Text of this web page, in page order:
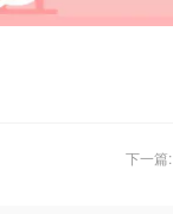
下一篇: